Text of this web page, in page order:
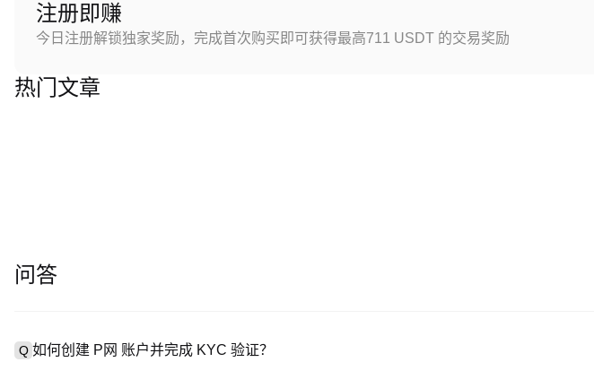
注册即赚
今日注册解锁独家奖励，完成首次购买即可获得最高711 USDT 的交易奖励
热门文章
问答
Q 如何创建 P网 账户并完成 KYC 验证？